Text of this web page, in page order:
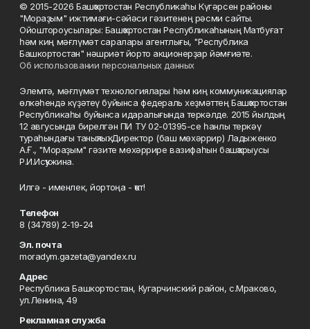
© 2015-2026 Башҡортостан Республикаһы Күгәрсен районы
"Мораҙым" ижтимағи-сәйәси гәзитенең рәсми сайты.
Ойоштороусылары: Башҡортостан Республикаһының Матбуғат
һәм киң мәғлүмәт саралары агентлығы, "Республика
Башкортостан" нәшриәт йорто акционерҙар йәмғиәте.
Об использовании персональных данных
Элемтә, мәғлүмәт технологиялары һәм киң коммуникациялар
өлкәһендә күҙәтеү буйынса федераль хеҙмәттең Башҡортостан
Республикаһы буйынса идаралығында теркәлде. 2015 йылдың
12 авгусында бирелгән ПИ ТУ 02-01395-се һанлы теркәү
тураһындағы таныҡлыҡ. Директор (баш мөхәррир) Ладыженко
А.Ғ., "Мораҙым" гәзите мөхәррире вазифаһын башҡарыусы
Р.И.Исҡужина.
Илгә - именлек, йортоңа - ҡот!
Телефон
8 (34789) 2-19-24
Эл. почта
moradym.gazeta@yandex.ru
Адрес
Республика Башкортостан, Кугарчинский район, с.Мраково,
ул.Ленина, 49
Рекламная служба